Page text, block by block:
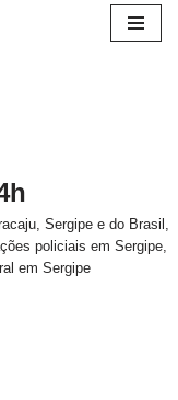
Sergipe e do Brasil,
policiais em Sergipe,
em Sergipe